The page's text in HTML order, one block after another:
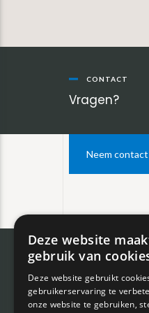
CONTACT
Vragen?
Neem
Footer
Zoekopdracht auto’s
Deze website
gebruik van
Deze website gebruikt
gebruikerservaring te
onze website te gebruiken,